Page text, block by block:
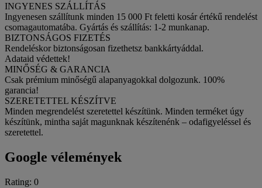
INGYENES SZÁLLÍTÁS
Ingyenesen szállítunk minden 15 000 Ft feletti kosár értékű rendelést
csomagautomatába. Gyártás és szállítás: 1-2 munkanap.
BIZTONSÁGOS FIZETÉS
Rendeléskor biztonságosan fizethetsz bankkártyáddal.
Adataid védettek!
MINŐSÉG & GARANCIA
Csak prémium minőségű alapanyagokkal dolgozunk. 100%
garancia!
SZERETETTEL KÉSZÍTVE
Minden megrendelést szeretettel készítünk. Minden terméket úgy
készítünk, mintha saját magunknak készítenénk – odafigyeléssel és
szeretettel.
Google vélemények
Rating: 0